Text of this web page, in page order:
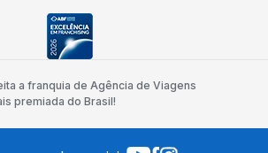
a franquia de Agência de Viagens
premiada do Brasil!